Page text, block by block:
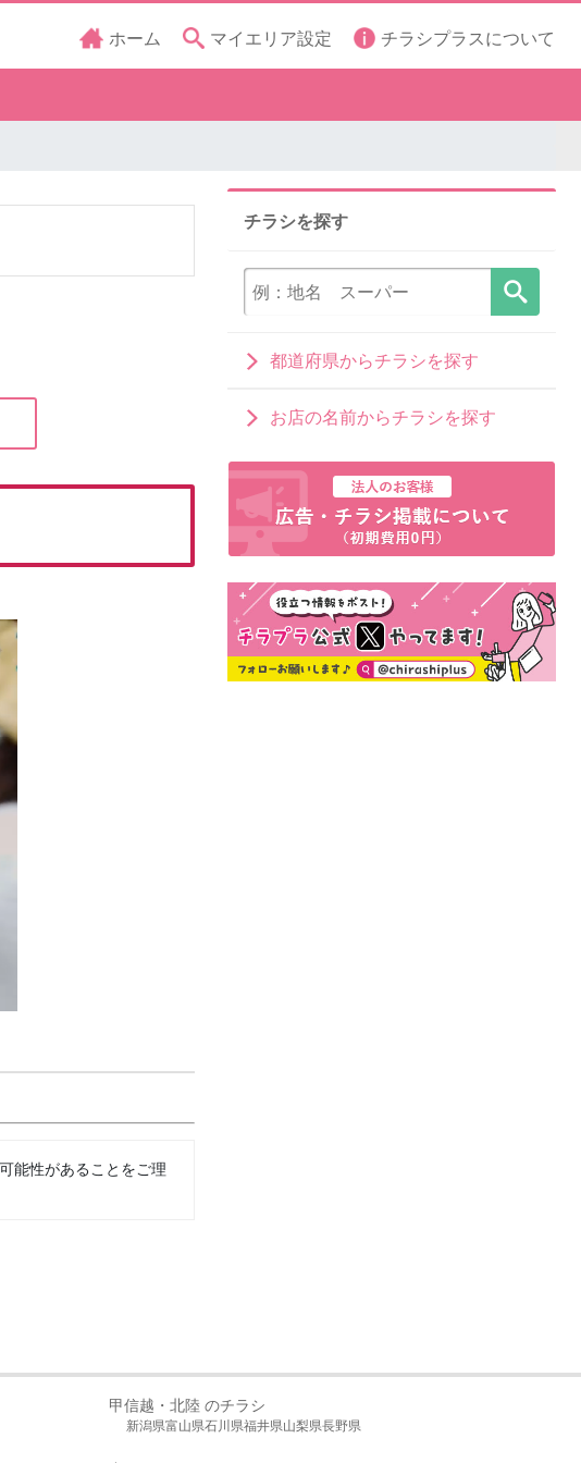
ホーム マイエリア設定 チラシプラスについて
能性があることをご理
チラシを探す
都道府県からチラシを探す
お店の名前からチラシを探す
甲信越・北陸 のチラシ
新潟県富山県石川県福井県山梨県長野県